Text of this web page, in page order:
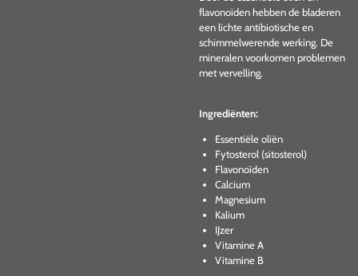
flavonoïden hebben de bladeren
een lichte antibiotische en
schimmelwerende werking. De
mineralen voorkomen problemen
met vervelling.
Ingrediënten:
Essentiële oliën
Fytosterol (sitosterol)
Flavonoïden
Calcium
Magnesium
Kalium
IJzer
Vitamine A
Vitamine B